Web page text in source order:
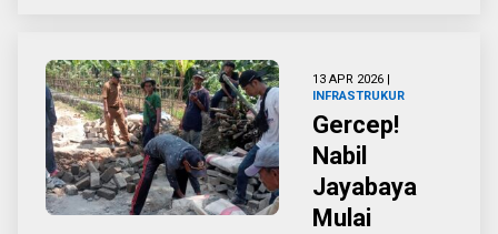
13 APR 2026 |
INFRASTRUKUR
Gercep!
Nabil
Jayabaya
Mulai